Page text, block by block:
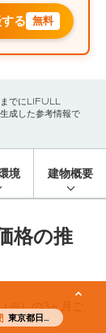
東京都日野市
る 無料
までにLIFULL
成した参考情報で
境 建物概要
格の推
※）の3ヶ月ご